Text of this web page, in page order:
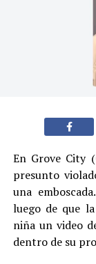
En Grove City
presunto
una
luego de que
niña un video
dentro de su